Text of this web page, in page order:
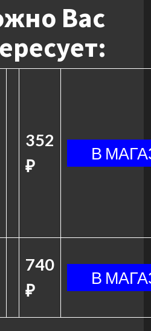
Вас
352
₽
740
₽